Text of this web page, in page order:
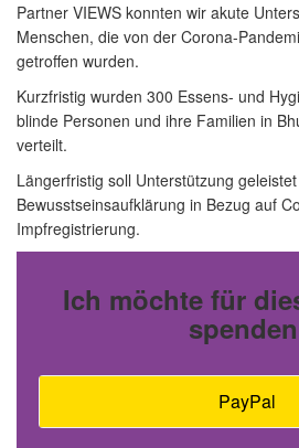
Partner VIEWS konnten wir akute
Menschen, die von der Corona-
getroffen wurden.
Kurzfristig wurden 300 Essens- und
blinde Personen und ihre Familien in
verteilt.
Längerfristig soll Unterstützung
Bewusstseinsaufklärung in Bezug auf
Impfregistrierung.
Ich möchte für
PayPal